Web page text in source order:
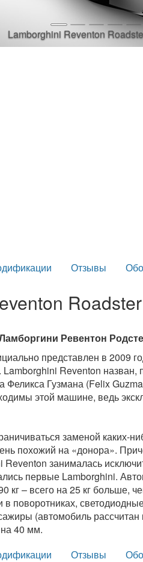
Lamborghini Reventon
Отзывы
Ревентон
представлен в 2009
Reventon
Феликса Гузмана (Felix
этой машине, ведь
заменой каких-
похожий на «донора».
занималась
первые Lamborghini.
кг – всего на 25 кг больше,
поворотниках,
(автомобиль рассчитан
40 мм.
Отзывы